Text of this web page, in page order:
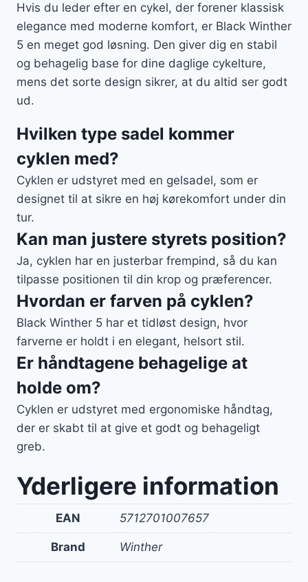
Hvis du leder efter en cykel, der forener klassisk
elegance med moderne komfort, er Black Winther
5 en meget god løsning. Den giver dig en stabil
og behagelig base for dine daglige cykelture,
mens det sorte design sikrer, at du altid ser godt
ud.
Hvilken type sadel kommer
cyklen med?
Cyklen er udstyret med en gelsadel, som er
designet til at sikre en høj kørekomfort under din
tur.
Kan man justere styrets position?
Ja, cyklen har en justerbar frempind, så du kan
tilpasse positionen til din krop og præferencer.
Hvordan er farven på cyklen?
Black Winther 5 har et tidløst design, hvor
farverne er holdt i en elegant, helsort stil.
Er håndtagene behagelige at
holde om?
Cyklen er udstyret med ergonomiske håndtag,
der er skabt til at give et godt og behageligt
greb.
Yderligere information
EAN 5712701007657
Brand Winther